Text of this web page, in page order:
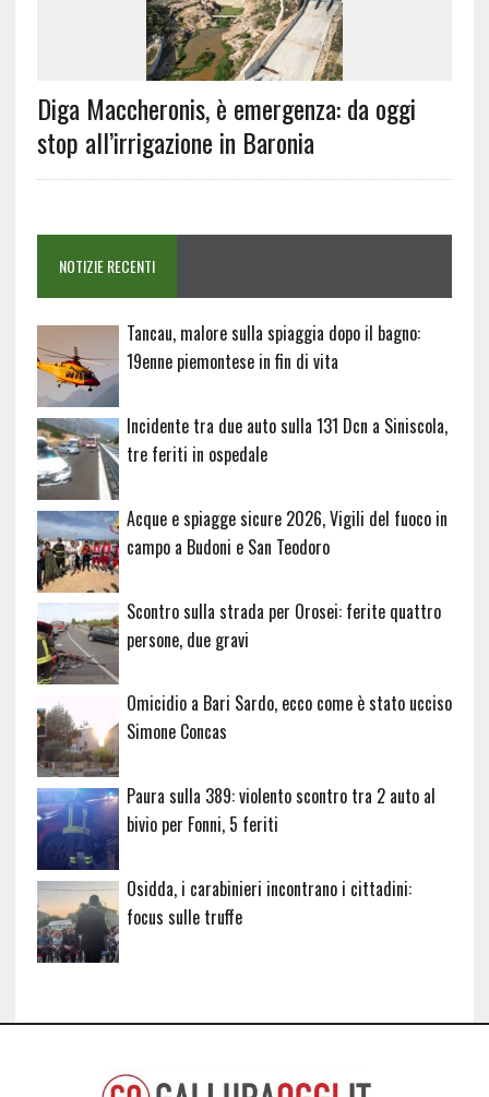
Diga Maccheronis, è emergenza: da oggi
stop all’irrigazione in Baronia
NOTIZIE RECENTI
Tancau, malore sulla spiaggia dopo il bagno:
19enne piemontese in fin di vita
Incidente tra due auto sulla 131 Dcn a Siniscola,
tre feriti in ospedale
Acque e spiagge sicure 2026, Vigili del fuoco in
campo a Budoni e San Teodoro
Scontro sulla strada per Orosei: ferite quattro
persone, due gravi
Omicidio a Bari Sardo, ecco come è stato ucciso
Simone Concas
Paura sulla 389: violento scontro tra 2 auto al
bivio per Fonni, 5 feriti
Osidda, i carabinieri incontrano i cittadini:
focus sulle truffe